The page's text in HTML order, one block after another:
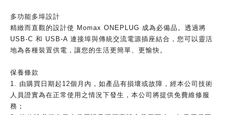
多功能多埠設計
精緻而直觀的設計使 Momax ONEPLUG 成為必備品。透過將
USB-C 和 USB-A 連接埠與傳統交流電源插座結合，您可以靈活
地為各種裝置供電，讓您的生活更簡單、更愉快。
保養條款
1. 由購買日期起12個月內，如產品有損壞或故障，經本公司技術
人員證實為在正常使用之情況下發生，本公司將提供免費維修服
務；